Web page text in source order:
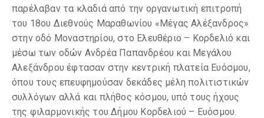
παρέλαβαν τα κλαδιά από την οργανωτική επιτροπή
του 18ου Διεθνούς Μαραθωνίου «Μέγας Αλέξανδρος»
στην οδό Μοναστηρίου, στο Ελευθέριο – Κορδελιό και
μέσω των οδών Ανδρέα Παπανδρέου και Μεγάλου
Αλεξάνδρου έφτασαν στην κεντρική πλατεία Ευόσμου,
όπου τους επευφημούσαν δεκάδες μέλη πολιτιστικών
συλλόγων αλλά και πλήθος κόσμου, υπό τους ήχους
της φιλαρμονικής του Δήμου Κορδελιού – Ευόσμου.